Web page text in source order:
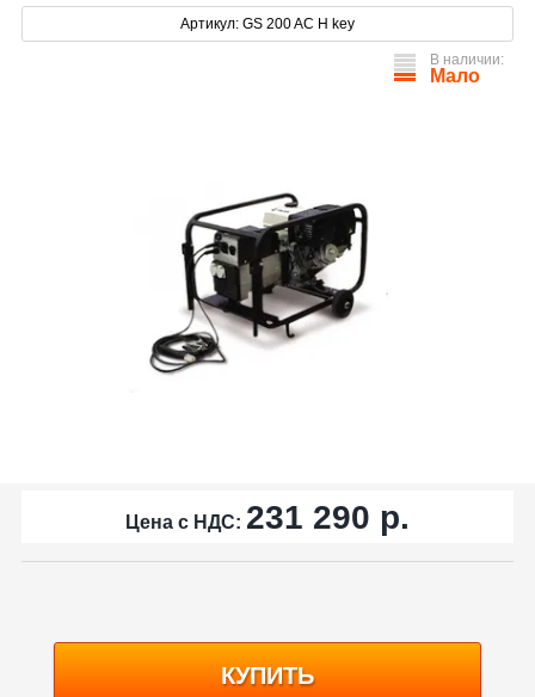
Артикул: GS 200 AC H key
В наличии:
Мало
Цена с НДС: 231 290 р.
КУПИТЬ